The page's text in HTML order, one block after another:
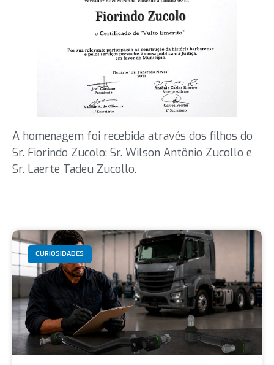
A homenagem foi recebida através dos filhos do
Sr. Fiorindo Zucolo: Sr. Wilson Antônio Zucollo e
Sr. Laerte Tadeu Zucollo.
CURIOSIDADES